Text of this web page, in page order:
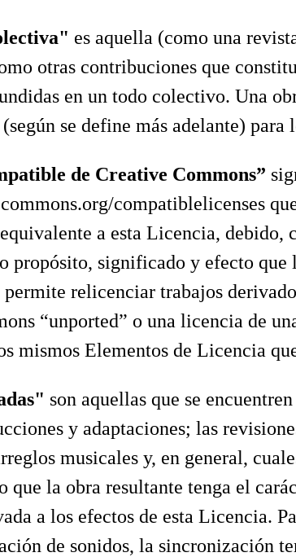
es aquella (como una
otras contribuciones que
en un todo colectivo. Una
se define más adelante) para
de Creative Commons”
compatiblelicenses
a esta Licencia,
propósito, significado y efecto
relicenciar trabajos
“unported” o una licencia de
mismos Elementos de Licencia
son aquellas que se
y adaptaciones; las
musicales y, en general,
que la obra resultante tenga el
a los efectos de esta Licencia.
de sonidos, la sincronización